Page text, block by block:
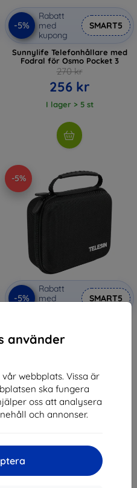
använder
webbplats. Vissa är
ska fungera
oss att analysera
och annonser.
-5%
Rabatt
med
kupong
SMART5
Sunnylife Telefonhållare med
Fodral för Osmo Pocket 3
270 kr
256 kr
I lager > 5 st
-5%
-5%
Rabatt
med
SMART5
DJI Osmo Pocket 3
192 kr
I lager 3 st